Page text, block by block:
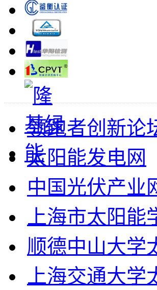
领跑者创新论
太阳能发电网
中国光伏产业
上海市太阳能
顺德中山大学
上海交通大